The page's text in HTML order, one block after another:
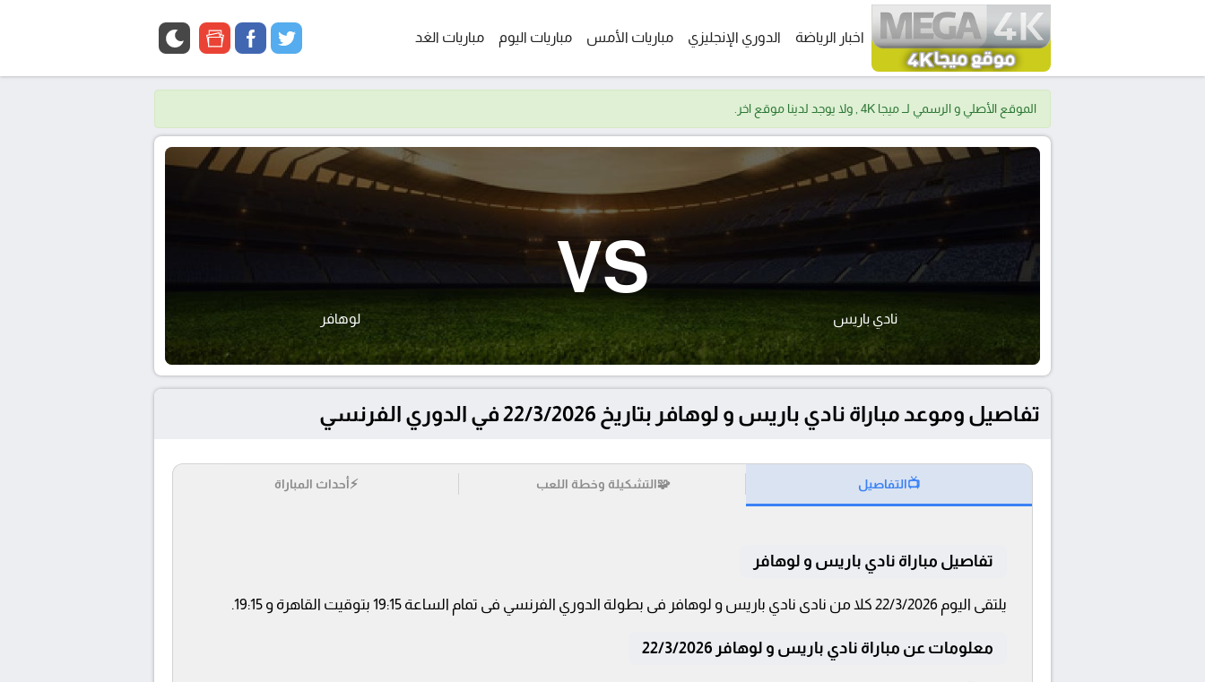
اخبار الرياضة الدوري الإنجليزي مباريات الأمس مباريات اليوم مباريات الغد twitter
facebook
google
الموقع الأصلي و الرسمي لــ ميجا 4K , ولا يوجد لدينا موقع اخر.
نادي باريس
VS
لوهافر
تفاصيل وموعد مباراة نادي باريس و لوهافر بتاريخ 22/3/2026 في الدوري الفرنسي
📺التفاصيل 🧩التشكيلة وخطة اللعب ⚡أحداث المباراة
تفاصيل مباراة نادي باريس و لوهافر
يلتقى اليوم 22/3/2026 كلا من نادى نادي باريس و لوهافر فى بطولة الدوري الفرنسي فى تمام الساعة 19:15 بتوقيت القاهرة و 19:15.
معلومات عن مباراة نادي باريس و لوهافر 22/3/2026